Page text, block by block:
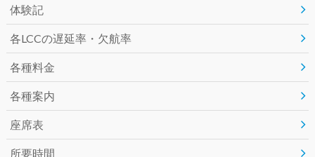
体験記
各LCCの遅延率・欠航率
各種料金
各種案内
座席表
所要時間